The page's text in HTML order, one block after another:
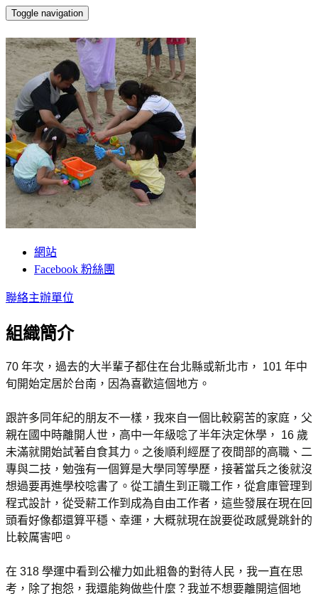
Toggle navigation
網站
Facebook 粉絲團
聯絡主辦單位
組織簡介
70 年次，過去的大半輩子都住在台北縣或新北市， 101 年中
旬開始定居於台南，因為喜歡這個地方。
跟許多同年紀的朋友不一樣，我來自一個比較窮苦的家庭，父
親在國中時離開人世，高中一年級唸了半年決定休學， 16 歲
未滿就開始試著自食其力。之後順利經歷了夜間部的高職、二
專與二技，勉強有一個算是大學同等學歷，接著當兵之後就沒
想過要再進學校唸書了。從工讀生到正職工作，從倉庫管理到
程式設計，從受薪工作到成為自由工作者，這些發展在現在回
頭看好像都還算平穩、幸運，大概就現在說要從政感覺跳針的
比較厲害吧。
在 318 學運中看到公權力如此粗魯的對待人民，我一直在思
考，除了抱怨，我還能夠做些什麼？我並不想要離開這個地